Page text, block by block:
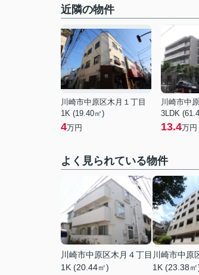
近隣の物件
川崎市中原区木月１丁目
1K (19.40㎡)
4万円
川崎市中
3LDK
13.4万円
よく見られている物件
川崎市中原区木月４丁目
1K (20.44㎡)
川崎市中原
1K (23.38㎡